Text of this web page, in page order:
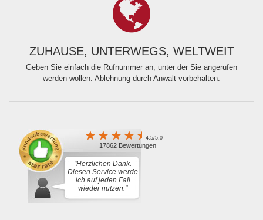
ZUHAUSE, UNTERWEGS, WELTWEIT
Geben Sie einfach die Rufnummer an, unter der Sie angerufen
werden wollen. Ablehnung durch Anwalt vorbehalten.
4.5/5.0
17862 Bewertungen
"Herzlichen Dank.
Diesen Service werde
ich auf jeden Fall
wieder nutzen."